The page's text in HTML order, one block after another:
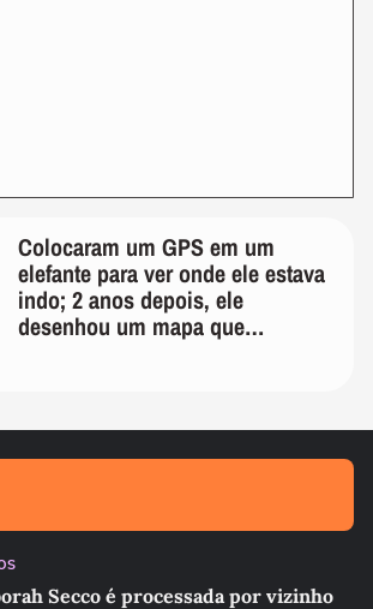
Colocaram um GPS em um
elefante para ver onde ele estava
indo; 2 anos depois, ele
desenhou um mapa que
Secco é processada por vizinho